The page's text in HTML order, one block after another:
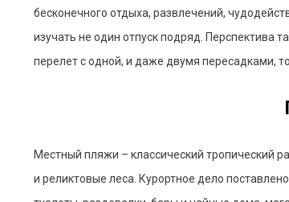
бесконечного отдыха, развлечений,
изучать не один отпуск подряд. Перспектива
перелет с одной, и даже двумя пересадками,
Местный пляжи – классический тропический
и реликтовые леса. Курортное дело